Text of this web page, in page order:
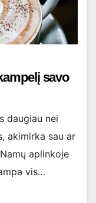
savo
daugiau nei
akimirka sau ar
aplinkoje
vis…